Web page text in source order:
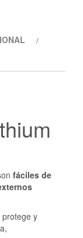
fáciles de
protege y